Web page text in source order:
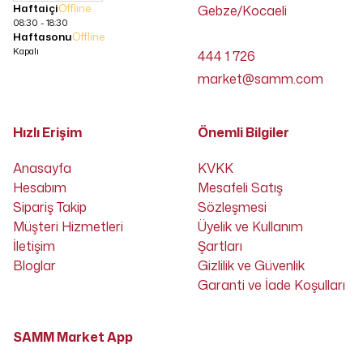
HaftaiçiOffline
08:30 - 18:30
HaftasonuOffline
Kapalı
Gebze/Kocaeli
444 1 726
market@samm.com
Hızlı Erişim
Anasayfa
Hesabım
Sipariş Takip
Müşteri Hizmetleri
İletişim
Bloglar
Önemli Bilgiler
KVKK
Mesafeli Satış
Sözleşmesi
Üyelik ve Kullanım
Şartları
Gizlilik ve Güvenlik
Garanti ve İade Koşulları
SAMM Market App